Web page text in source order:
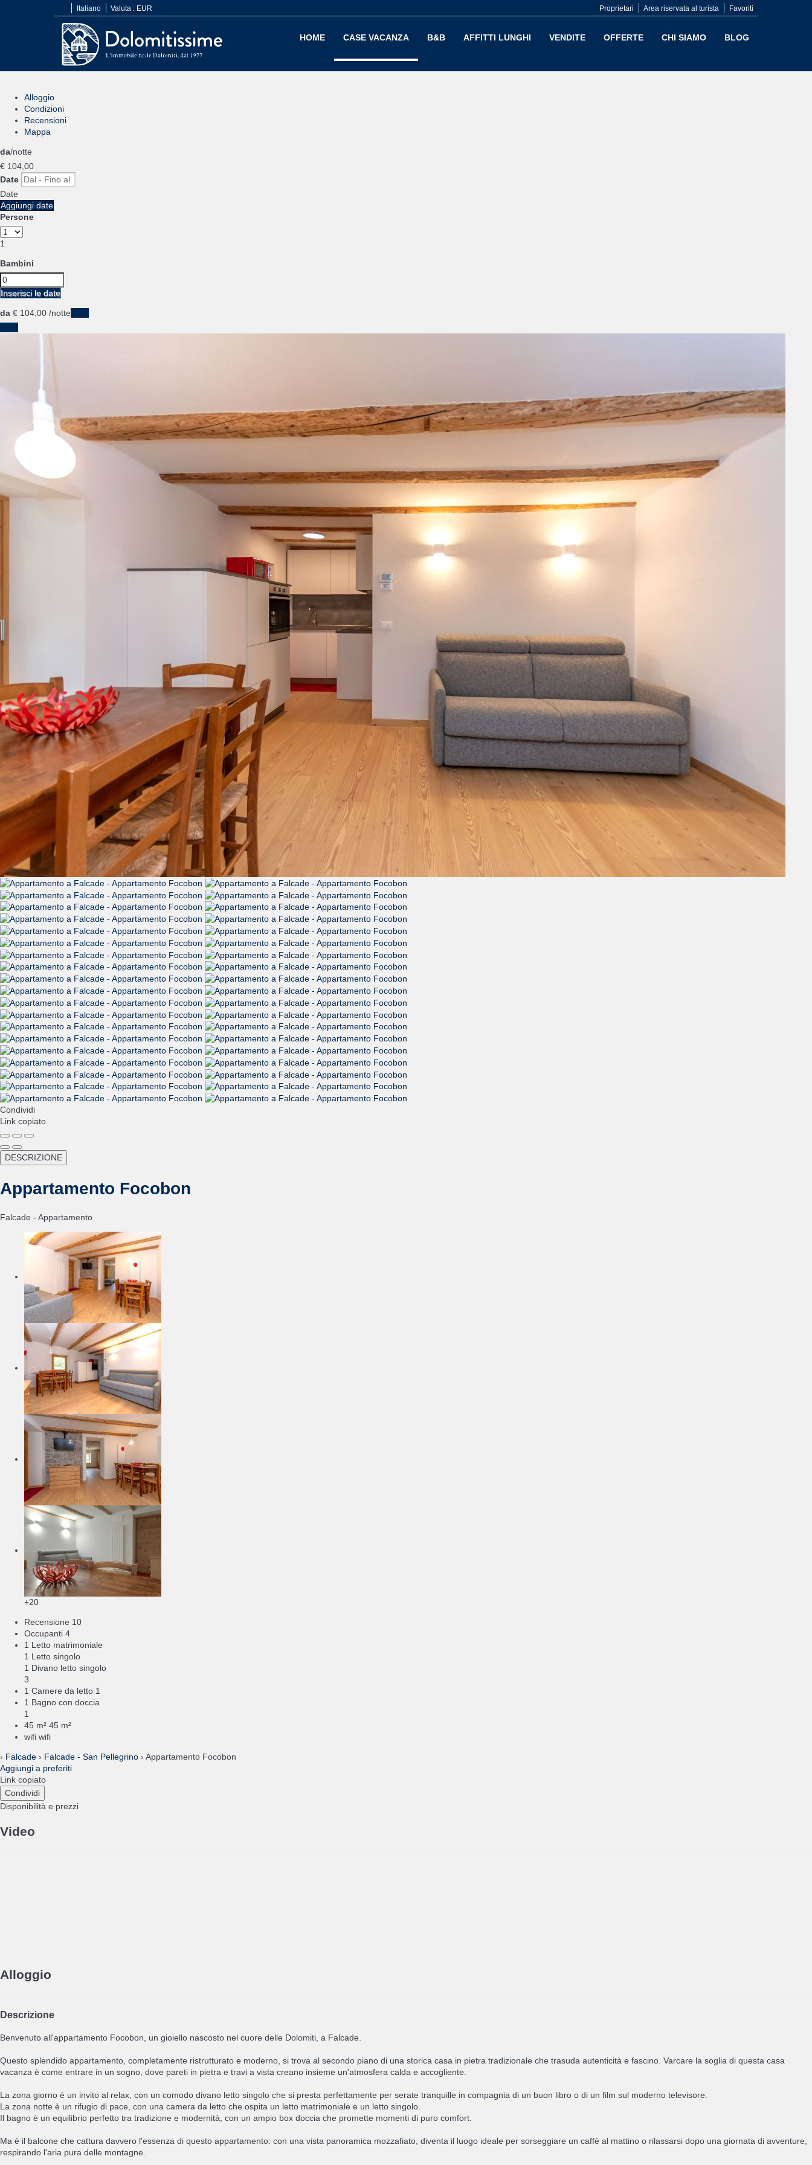
Italiano Valuta : EUR Favoriti
Area riservata al turista
Proprietari
HOME CASE VACANZA B&B AFFITTI LUNGHI VENDITE OFFERTE CHI SIAMO BLOG
Alloggio
Condizioni
Recensioni
Mappa
da/notte
€ 104, 00
Date
Date
Aggiungi date
Persone
1
Bambini
Inserisci le date
da € 104, 00 /notte
Condividi
Link copiato
DESCRIZIONE
Appartamento Focobon
Falcade - Appartamento
+20
Recensione 10
Occupanti 4
1 Letto matrimoniale
1 Letto singolo
1 Divano letto singolo
3
1 Camere da letto 1
1 Bagno con doccia
1
45 m² 45 m²
wifi wifi
› Falcade › Falcade - San Pellegrino › Appartamento Focobon
Aggiungi a preferiti
Link copiato
Condividi
Disponibilità e prezzi
Video
Alloggio
Descrizione
Benvenuto all'appartamento Focobon, un gioiello nascosto nel cuore delle Dolomiti, a Falcade.
Questo splendido appartamento, completamente ristrutturato e moderno, si trova al secondo piano di una storica casa in pietra tradizionale che trasuda autenticità e fascino. Varcare la soglia di questa casa
vacanza è come entrare in un sogno, dove pareti in pietra e travi a vista creano insieme un'atmosfera calda e accogliente.
La zona giorno è un invito al relax, con un comodo divano letto singolo che si presta perfettamente per serate tranquille in compagnia di un buon libro o di un film sul moderno televisore.
La zona notte è un rifugio di pace, con una camera da letto che ospita un letto matrimoniale e un letto singolo.
Il bagno è un equilibrio perfetto tra tradizione e modernità, con un ampio box doccia che promette momenti di puro comfort.
Ma è il balcone che cattura davvero l'essenza di questo appartamento: con una vista panoramica mozzafiato, diventa il luogo ideale per sorseggiare un caffè al mattino o rilassarsi dopo una giornata di avventure,
respirando l'aria pura delle montagne.